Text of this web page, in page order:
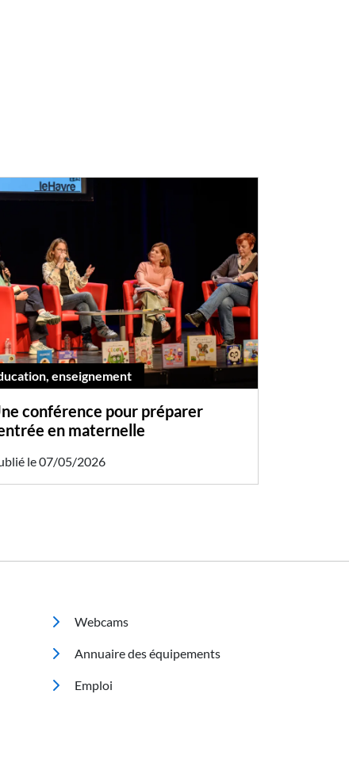
enseignement
conférence pour préparer
en maternelle
le 07/05/2026
Footer 2
Webcams
Annuaire des équipements
Emploi